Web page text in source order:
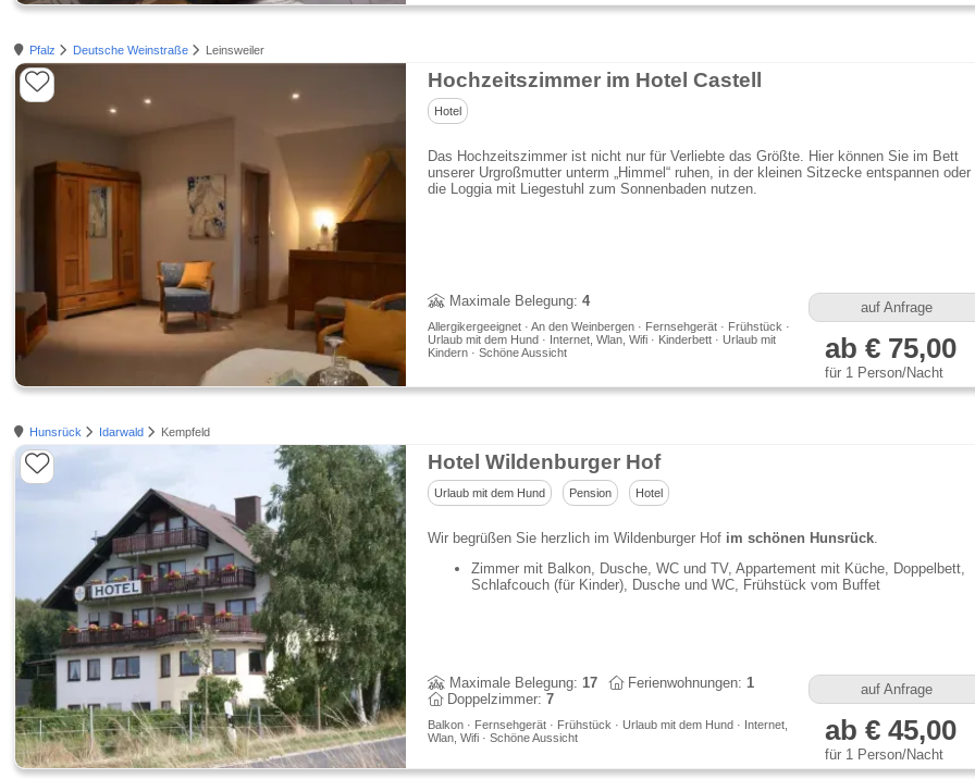
Pfalz Deutsche Weinstraße Leinsweiler
Hochzeitszimmer im Hotel Castell
Hotel
Das Hochzeitszimmer ist nicht nur für Verliebte das Größte. Hier können Sie im Bett
unserer Urgroßmutter unterm „Himmel“ ruhen, in der kleinen Sitzecke entspannen oder
die Loggia mit Liegestuhl zum Sonnenbaden nutzen.
Maximale Belegung: 4
Allergikergeeignet · An den Weinbergen · Fernsehgerät · Frühstück ·
Urlaub mit dem Hund · Internet, Wlan, Wifi · Kinderbett · Urlaub mit
Kindern · Schöne Aussicht
auf Anfrage
ab € 75,00
für 1 Person/Nacht
Hunsrück Idarwald Kempfeld
Hotel Wildenburger Hof
Urlaub mit dem Hund Pension Hotel
Wir begrüßen Sie herzlich im Wildenburger Hof im schönen Hunsrück.
Zimmer mit Balkon, Dusche, WC und TV, Appartement mit Küche, Doppelbett,
Schlafcouch (für Kinder), Dusche und WC, Frühstück vom Buffet
Maximale Belegung: 17 Ferienwohnungen: 1
Doppelzimmer: 7
Balkon · Fernsehgerät · Frühstück · Urlaub mit dem Hund · Internet,
Wlan, Wifi · Schöne Aussicht
auf Anfrage
ab € 45,00
für 1 Person/Nacht